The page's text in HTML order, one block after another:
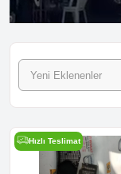
Yeni Eklenenler
Hızlı Teslimat